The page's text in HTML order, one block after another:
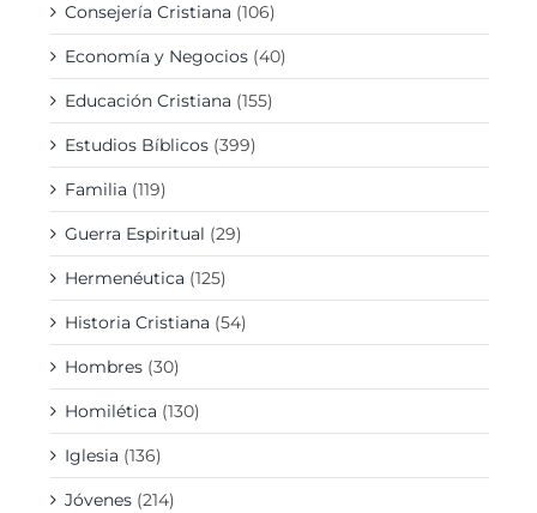
Consejería Cristiana (106)
Economía y Negocios (40)
Educación Cristiana (155)
Estudios Bíblicos (399)
Familia (119)
Guerra Espiritual (29)
Hermenéutica (125)
Historia Cristiana (54)
Hombres (30)
Homilética (130)
Iglesia (136)
Jóvenes (214)